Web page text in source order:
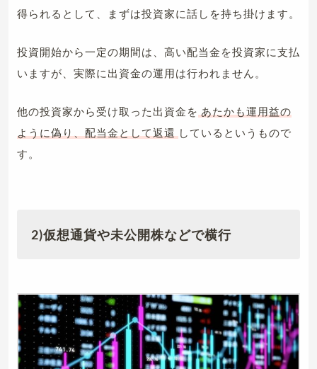
得られるとして、まずは投資家に話しを持ち掛けます。
投資開始から一定の期間は、高い配当金を投資家に支払
いますが、実際に出資金の運用は行われません。
他の投資家から受け取った出資金を あたかも運用益の
ように偽り、配当金として返還 しているというもので
す。
2)仮想通貨や未公開株などで横行